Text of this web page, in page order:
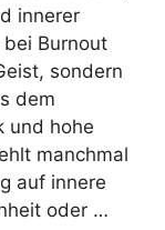
innerer
Burnout
sondern
dem
und hohe
manchmal
auf innere
oder …